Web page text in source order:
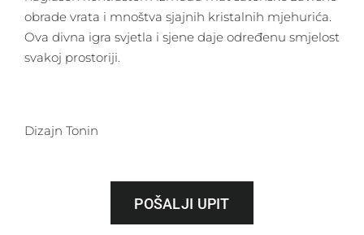
obrade vrata i mnoštva sjajnih kristalnih mjehurića.
Ova divna igra svjetla i sjene daje određenu smjelost
svakoj prostoriji.
Dizajn Tonin
POŠALJI UPIT